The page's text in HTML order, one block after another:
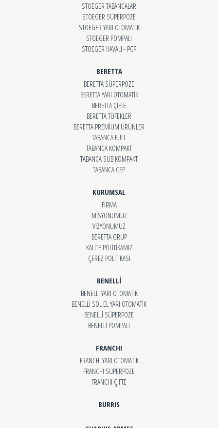
STOEGER TABANCALAR
STOEGER SÜPERPOZE
STOEGER YARI OTOMATİK
STOEGER POMPALI
STOEGER HAVALI - PCP
BERETTA
BERETTA SÜPERPOZE
BERETTA YARI OTOMATİK
BERETTA ÇİFTE
BERETTA TÜFEKLER
BERETTA PREMİUM ÜRÜNLER
TABANCA FULL
TABANCA KOMPAKT
TABANCA SUB KOMPAKT
TABANCA CEP
KURUMSAL
FİRMA
MİSYONUMUZ
VİZYONUMUZ
BERETTA GRUP
KALİTE POLİTİKAMIZ
ÇEREZ POLİTİKASI
BENELLİ
BENELLİ YARI OTOMATİK
BENELLİ SOL EL YARI OTOMATİK
BENELLİ SÜPERPOZE
BENELLİ POMPALI
FRANCHI
FRANCHI YARI OTOMATİK
FRANCHI SÜPERPOZE
FRANCHI ÇİFTE
BURRIS